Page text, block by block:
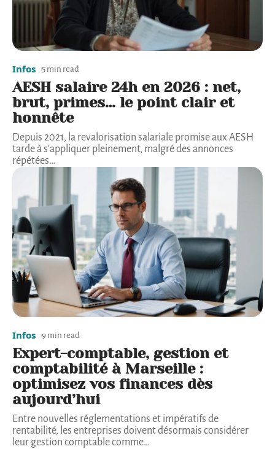
Infos 5 min read
AESH salaire 24h en 2026 : net,
brut, primes… le point clair et
honnête
Depuis 2021, la revalorisation salariale promise aux AESH
tarde à s'appliquer pleinement, malgré des annonces
répétées…
Infos 9 min read
Expert-comptable, gestion et
comptabilité à Marseille :
optimisez vos finances dès
aujourd’hui
Entre nouvelles réglementations et impératifs de
rentabilité, les entreprises doivent désormais considérer
leur gestion comptable comme…